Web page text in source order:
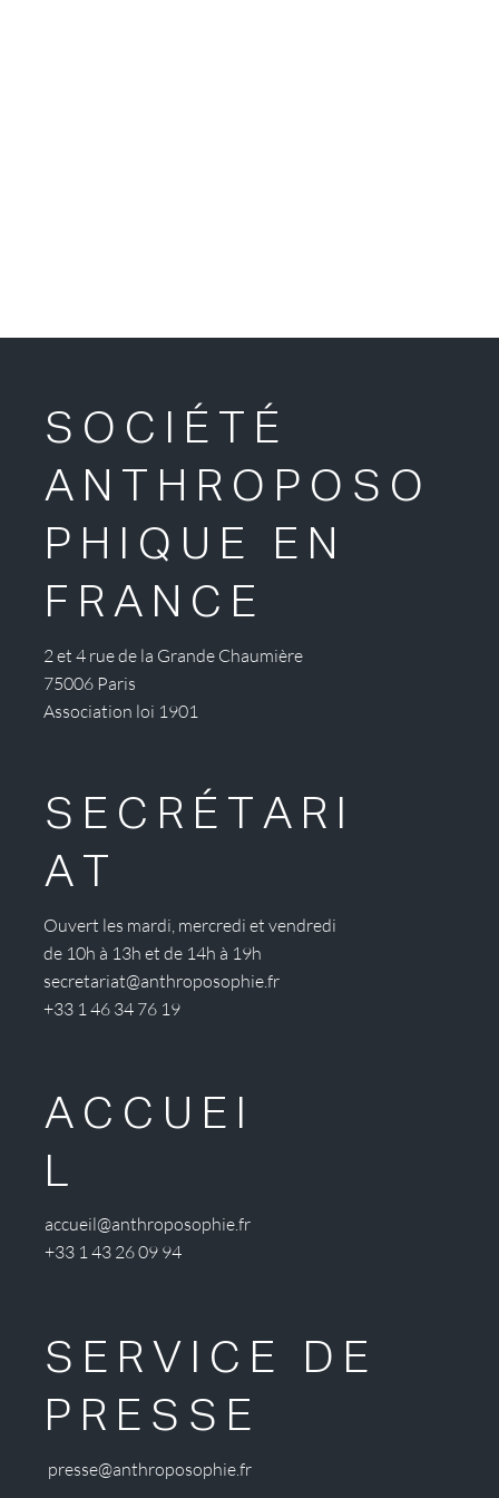
SOCIÉTÉ
ANTHROPOSO
PHIQUE EN
FRANCE
2 et 4 rue de la Grande Chaumière
75006 Paris
Association loi 1901
SECRÉTARI
AT
Ouvert les mardi, mercredi et vendredi
de 10h à 13h et de 14h à 19h
secretariat@anthroposophie.fr
+33 1 46 34 76 19
ACCUEI
L
accueil@anthroposophie.fr
+33 1 43 26 09 94
SERVICE DE
PRESSE
presse@anthroposophie.fr